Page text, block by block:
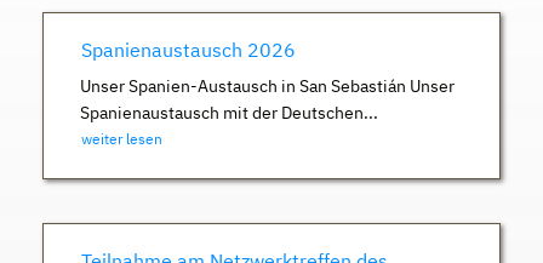
Spanienaustausch 2026
Unser Spanien-Austausch in San Sebastián Unser
Spanienaustausch mit der Deutschen...
weiter lesen